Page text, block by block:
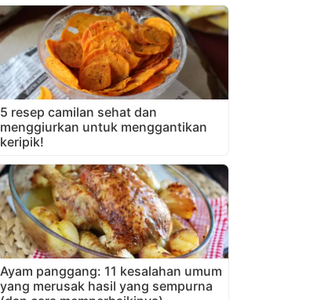
ini pertanyaan kepada
foto Anda dari resep
5 resep camilan sehat dan
menggiurkan untuk menggantikan
keripik!
Ayam panggang: 11 kesalahan umum
yang merusak hasil yang sempurna